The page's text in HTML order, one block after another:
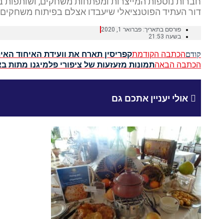
דור העתיד הפוטנציאלי שיעבדו אצלם בפיתוח
פורסם בתאריך: פברואר 1, 2020
בשעה 21:53
קודםהכתבה הקודמתקפריסין תארח את וועידת האיחוד
הכתבה הבאהתמונות מזעזעות של ציפורי פלמיגנו
אולי יעניין אתכם גם